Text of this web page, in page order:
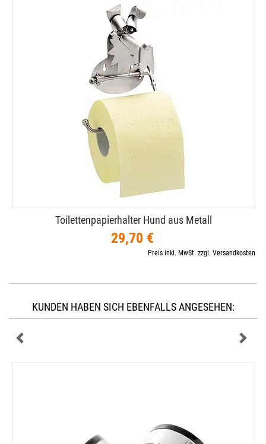
Toilettenpapierhalter Hund aus Metall
29,70 €
Preis inkl. MwSt. zzgl. Versandkosten
KUNDEN HABEN SICH EBENFALLS ANGESEHEN: